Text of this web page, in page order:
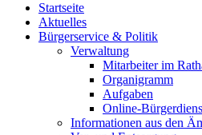
Startseite
Aktuelles
Bürgerservice & Politik
Verwaltung
Mitarbeiter im
Organigramm
Aufgaben
Online-
Informationen aus den